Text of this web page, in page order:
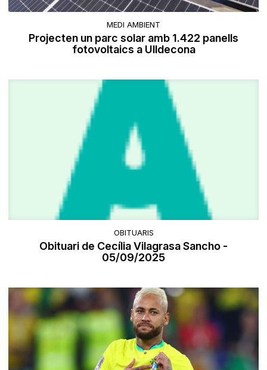
MEDI AMBIENT
Projecten un parc solar amb 1.422 panells
fotovoltaics a Ulldecona
OBITUARIS
Obituari de Cecília Vilagrasa Sancho -
05/09/2025